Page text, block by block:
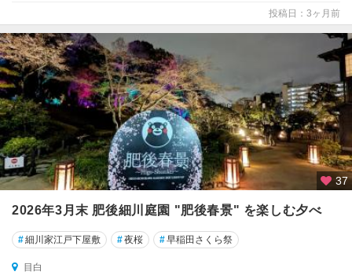
上
野
・
東
京
ス
カ
イ
ツ
リ
ー
新
宿
投稿日：3ヶ月前
37
2026年3月末 肥後細川庭園 "肥後春景" を楽しむ夕べ
#細川家江戸下屋敷 #夜桜 #早稲田さくら祭
目白